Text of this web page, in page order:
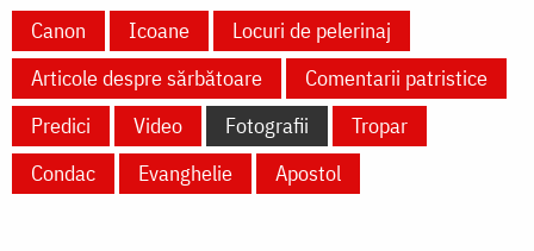
Canon Icoane
Locuri de pelerinaj
Articole despre sărbătoare
Comentarii patristice
Predici
Video Fotografii
Tropar
Condac
Evanghelie Apostol